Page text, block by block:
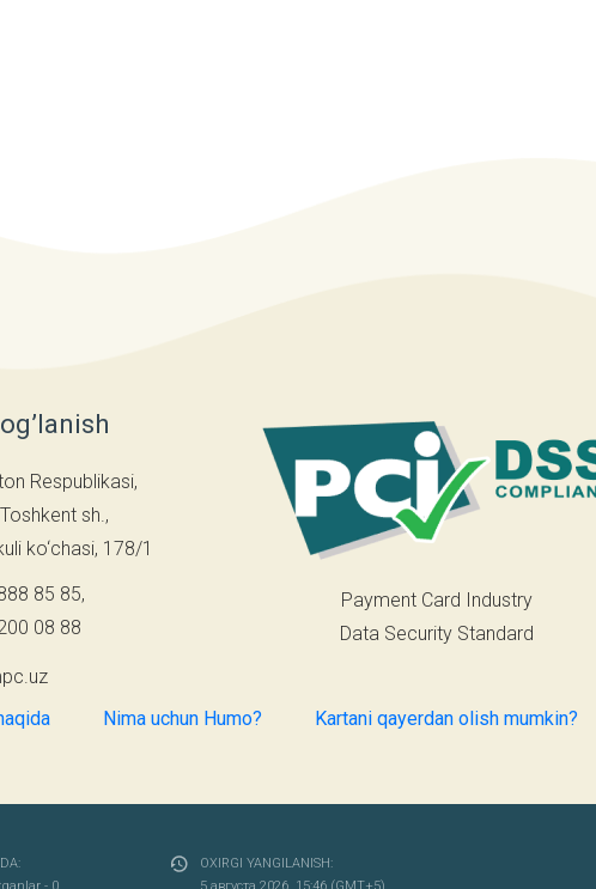
Respublikasi,
sh.,
ko‘chasi, 178/1
85 85,
08 88
Payment Card Industry
Data Security Standard
Nima uchun Humo? Kartani qayerdan olish mumkin?
OXIRGI YANGILANISH: